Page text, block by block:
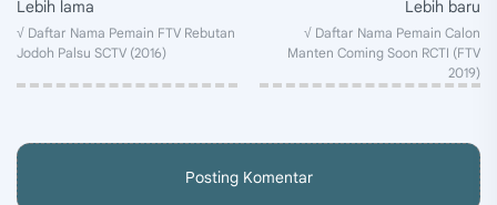
Posting Komentar